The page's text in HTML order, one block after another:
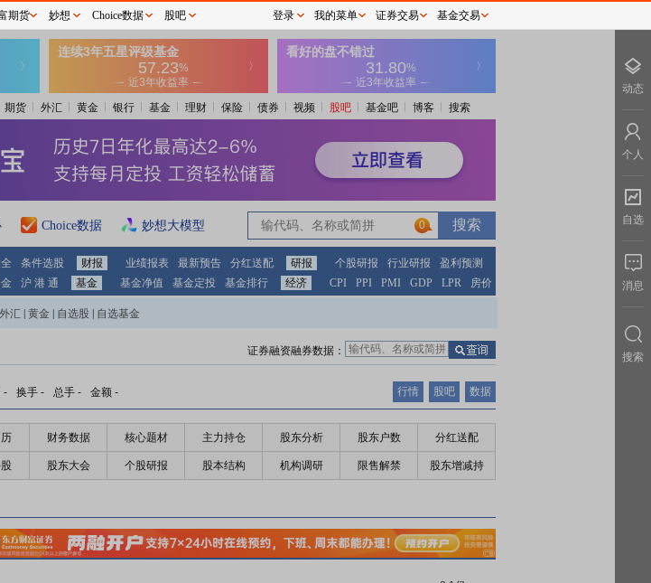
期货 外汇 黄金 银行 基金 理财 保险 债券 视频 股吧 基金吧 博客 搜索
Choice数据 妙想大模型 0
条件选股 财报 业绩报表 最新预告 分红送配 研报 个股研报 行业研报
盈利预测
沪 港 通 基金 基金净值 基金定投 基金排行 经济 CPI PPI PMI GDP LPR 房价
外汇 黄金 自选股 自选基金
证券融资融券数据：
- 换手 - 总手 - 金额 - 行情 股吧 数据
财务数据 核心题材 主力持仓 股东分析 股东户数 分红送配
股东大会 个股研报 股本结构 机构调研 限售解禁 股东增减持
期货 妙想 Choice数据 股吧 登录 我的菜单 证券交易 基金交易
动态
个人
自选
消息
搜索